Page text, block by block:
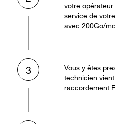
votre
service de
avec 200Go/
3
Vous y êtes
technicien
raccordement